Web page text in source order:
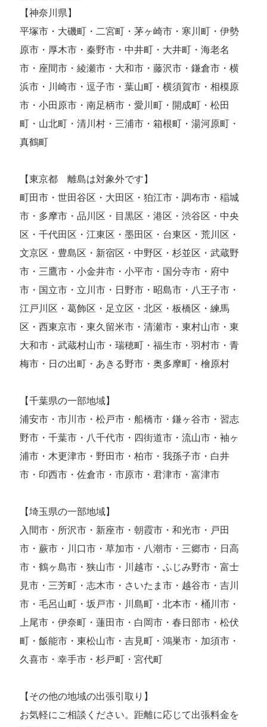
【神奈川県】
平塚市・大磯町・二宮町・茅ヶ崎市・寒川町・伊勢
原市・厚木市・秦野市・中井町・大井町・海老名
市・座間市・綾瀬市・大和市・藤沢市・鎌倉市・横
浜市・川崎市・逗子市・葉山町・横須賀市・相模原
市・小田原市・南足柄市・愛川町・開成町・松田
町・山北町・清川村・三浦市・箱根町・湯河原町・
真鶴町
【東京都 離島は対象外です】
町田市・世田谷区・大田区・狛江市・調布市・稲城
市・多摩市・品川区・目黒区・港区・渋谷区・中央
区・千代田区・江東区・墨田区・台東区・荒川区・
文京区・豊島区・新宿区・中野区・杉並区・武蔵野
市・三鷹市・小金井市・小平市・国分寺市・府中
市・国立市・立川市・日野市・昭島市・八王子市・
江戸川区・葛飾区・足立区・北区・板橋区・練馬
区・西東京市・東久留米市・清瀬市・東村山市・東
大和市・武蔵村山市・瑞穂町・福生市・羽村市・青
梅市・日の出町・あきる野市・奥多摩町・檜原村
【千葉県の一部地域】
浦安市・市川市・松戸市・船橋市・鎌ヶ谷市・習志
野市・千葉市・八千代市・四街道市・流山市・袖ヶ
浦市・木更津市・野田市・柏市・我孫子市・白井
市・印西市・佐倉市・市原市・君津市・富津市
【埼玉県の一部地域】
入間市・所沢市・新座市・朝霞市・和光市・戸田
市・蕨市・川口市・草加市・八潮市・三郷市・日高
市・鶴ヶ島市・狭山市・川越市・ふじみ野市・富士
見市・三芳町・志木市・さいたま市・越谷市・吉川
市・毛呂山町・坂戸市・川島町・北本市・桶川市・
上尾市・伊奈町・蓮田市・白岡市・春日部市・松伏
町・飯能市・東松山市・吉見町・鴻巣市・加須市・
久喜市・幸手市・杉戸町・宮代町
【その他の地域の出張引取り】
お気軽にご相談ください。距離に応じて出張料金を